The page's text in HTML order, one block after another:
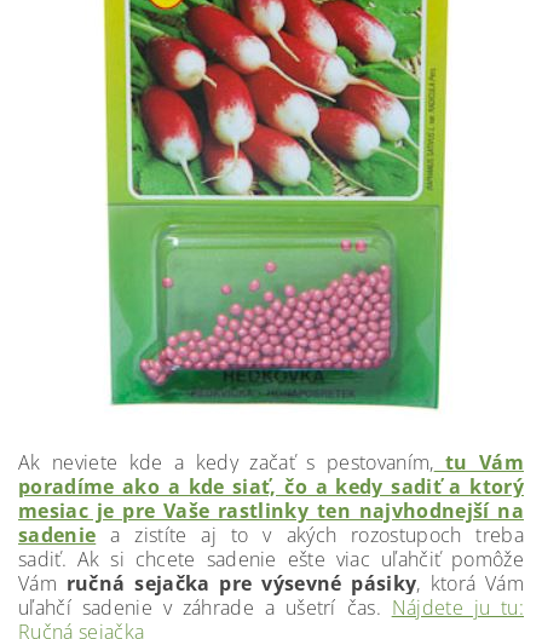
Ak neviete kde a kedy začať s pestovaním, tu Vám
poradíme ako a kde siať, čo a kedy sadiť a ktorý
mesiac je pre Vaše rastlinky ten najvhodnejší na
sadenie a zistíte aj to v akých rozostupoch treba
sadiť. Ak si chcete sadenie ešte viac uľahčiť pomôže
Vám ručná sejačka pre výsevné pásiky, ktorá Vám
uľahčí sadenie v záhrade a ušetrí čas. Nájdete ju tu:
Ručná sejačka